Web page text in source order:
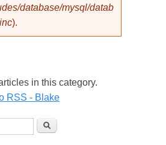
database/mysql/datab
).
in this category.
Suche